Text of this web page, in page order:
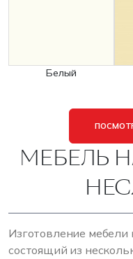
Белый
МЕБЕЛЬ
Изготовление мебели
состоящий из